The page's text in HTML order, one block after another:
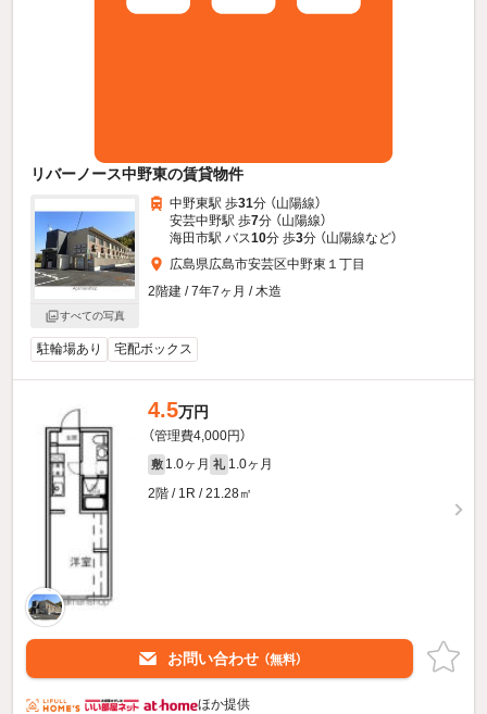
リバーノース中野東の賃貸物件
すべての写真
中野東駅 歩31分 （山陽線）
安芸中野駅 歩7分 （山陽線）
海田市駅 バス10分 歩3分 （山陽線など）
広島県広島市安芸区中野東１丁目
2階建 / 7年7ヶ月 / 木造
駐輪場あり 宅配ボックス
4.5万円
（管理費4,000円）
敷 1.0ヶ月 礼 1.0ヶ月
2階 / 1R / 21.28㎡
お問い合わせ （無料）
ほか提供